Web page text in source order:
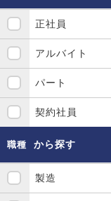
正社員
アルバイト
パート
契約社員
職種 から探す
製造